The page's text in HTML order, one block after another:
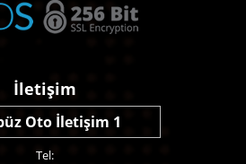
İletişim
Oto İletişim 1
Tel: